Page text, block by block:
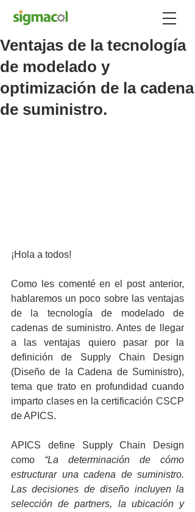
Ventajas de la tecnología
de modelado y
optimización de la cadena
de suministro.
¡Hola a todos!
Como les comenté en el post anterior,
hablaremos un poco sobre las ventajas
de la tecnología de modelado de
cadenas de suministro. Antes de llegar
a las ventajas quiero pasar por la
definición de Supply Chain Design
(Diseño de la Cadena de Suministro),
tema que trato en profundidad cuando
imparto clases en la certificación CSCP
de APICS.
APICS define Supply Chain Design
como “La determinación de cómo
estructurar una cadena de suministro.
Las decisiones de diseño incluyen la
selección de partners, la ubicación y